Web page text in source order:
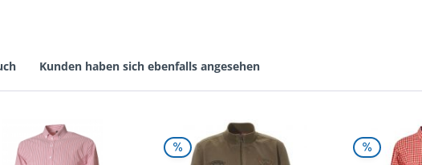
Kunden haben sich ebenfalls angesehen